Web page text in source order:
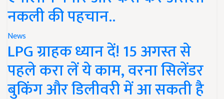
नकली की पहचान..
News
LPG ग्राहक ध्यान दें! 15 अगस्त से
पहले करा लें ये काम, वरना सिलेंडर
बुकिंग और डिलीवरी में आ सकती है